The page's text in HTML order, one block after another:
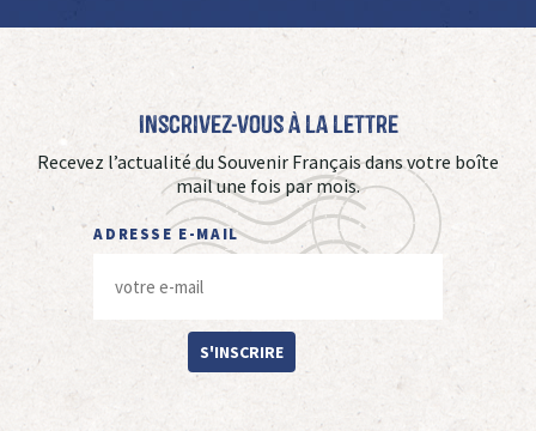
Inscrivez-vous à La Lettre
Recevez l’actualité du Souvenir Français dans votre boîte
mail une fois par mois.
ADRESSE E-MAIL
S'INSCRIRE